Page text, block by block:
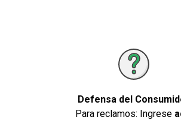
Defensa del
Para reclamos: Ingrese